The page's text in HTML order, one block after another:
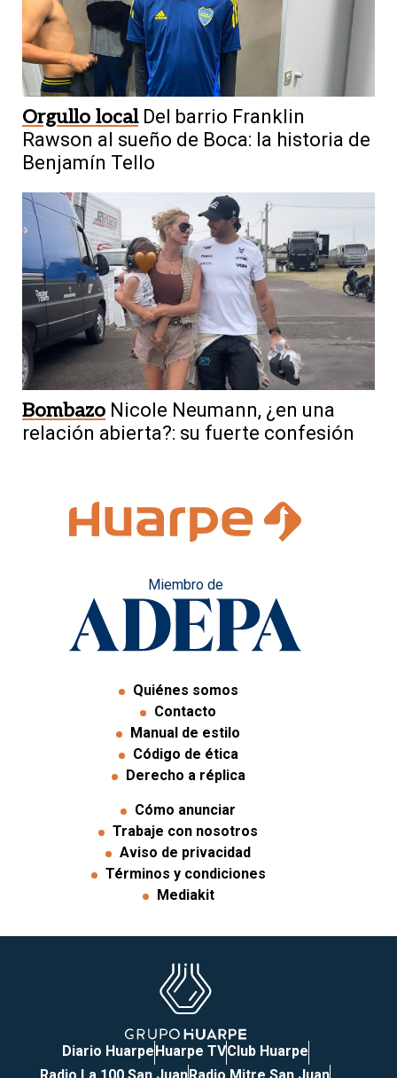
Orgullo local Del barrio Franklin
Rawson al sueño de Boca: la historia de
Benjamín Tello
Bombazo Nicole Neumann, ¿en una
relación abierta?: su fuerte confesión
Miembro de
Quiénes somos
Contacto
Manual de estilo
Código de ética
Derecho a réplica
Cómo anunciar
Trabaje con nosotros
Aviso de privacidad
Términos y condiciones
Mediakit
Diario Huarpe Huarpe TVClub Huarpe